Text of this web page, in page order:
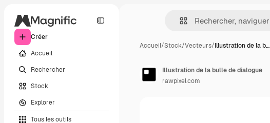
Créer
Accueil
Rechercher
Stock
Explorer
Tous les outils
Accueil/Stock/Vecteurs/Illustration de la b…
Illustration de la bulle de dialogue
rawpixel.com